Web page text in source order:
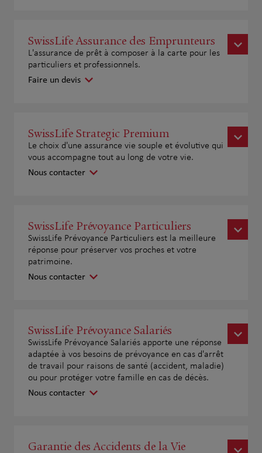
SwissLife Assurance des Emprunteurs
L'assurance de prêt à composer à la carte pour les
particuliers et professionnels.
Faire un devis
SwissLife Strategic Premium
Le choix d'une assurance vie souple et évolutive qui
vous accompagne tout au long de votre vie.
Nous contacter
SwissLife Prévoyance Particuliers
SwissLife Prévoyance Particuliers est la meilleure
réponse pour préserver vos proches et votre
patrimoine.
Nous contacter
SwissLife Prévoyance Salariés
SwissLife Prévoyance Salariés apporte une réponse
adaptée à vos besoins de prévoyance en cas d'arrêt
de travail pour raisons de santé (accident, maladie)
ou pour protéger votre famille en cas de décès.
Nous contacter
Garantie des Accidents de la Vie